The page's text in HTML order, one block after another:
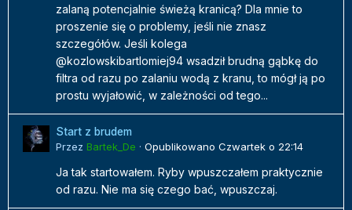
zalaną potencjalnie świeżą kranicą? Dla mnie to
proszenie się o problemy, jeśli nie znasz
szczegółów. Jeśli kolega
@kozlowskibartlomiej94 wsadził brudną gąbkę do
filtra od razu po zalaniu wodą z kranu, to mógł ją po
prostu wyjałowić, w zależności od tego...
Start z brudem
Przez Bartek_De · Opublikowano Czwartek o 22:14
Ja tak startowałem. Ryby wpuszczałem praktycznie
od razu. Nie ma się czego bać, wpuszczaj.